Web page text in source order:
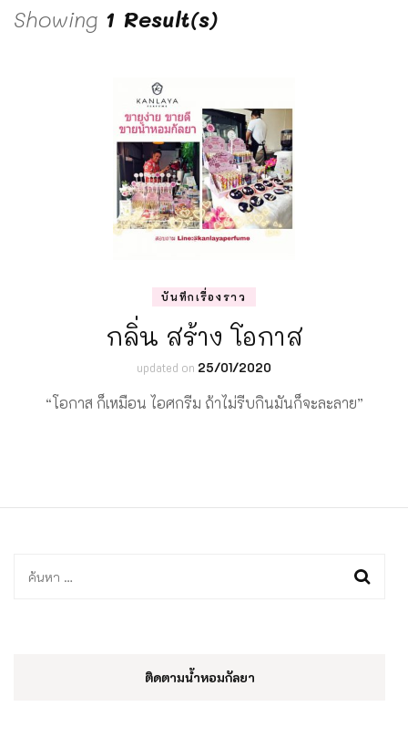
Showing 1 Result(s)
บันทึกเรื่องราว
กลิ่น สร้าง โอกาส
updated on 25/01/2020
“โอกาส ก็เหมือน ไอศกรีม ถ้าไม่รีบกินมันก็จะละลาย”
ค้นหา
ติดตามน้ำหอมกัลยา